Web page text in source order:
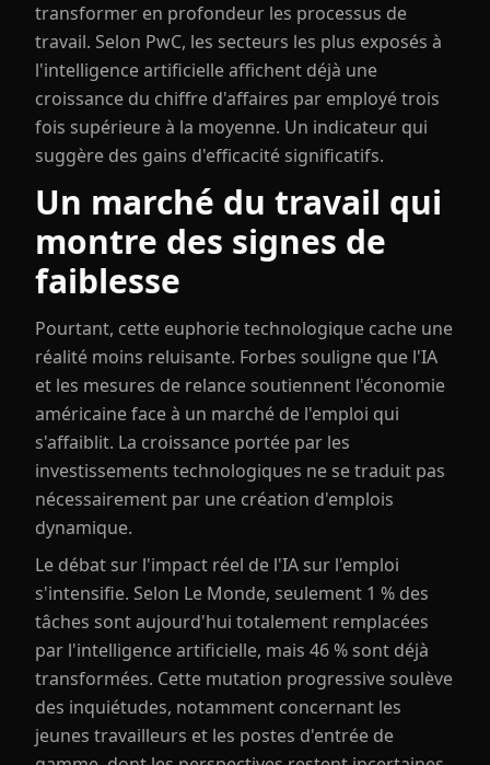
transformer en profondeur les processus de
travail. Selon PwC, les secteurs les plus exposés à
l'intelligence artificielle affichent déjà une
croissance du chiffre d'affaires par employé trois
fois supérieure à la moyenne. Un indicateur qui
suggère des gains d'efficacité significatifs.
Un marché du travail qui
montre des signes de
faiblesse
Pourtant, cette euphorie technologique cache une
réalité moins reluisante. Forbes souligne que l'IA
et les mesures de relance soutiennent l'économie
américaine face à un marché de l'emploi qui
s'affaiblit. La croissance portée par les
investissements technologiques ne se traduit pas
nécessairement par une création d'emplois
dynamique.
Le débat sur l'impact réel de l'IA sur l'emploi
s'intensifie. Selon Le Monde, seulement 1 % des
tâches sont aujourd'hui totalement remplacées
par l'intelligence artificielle, mais 46 % sont déjà
transformées. Cette mutation progressive soulève
des inquiétudes, notamment concernant les
jeunes travailleurs et les postes d'entrée de